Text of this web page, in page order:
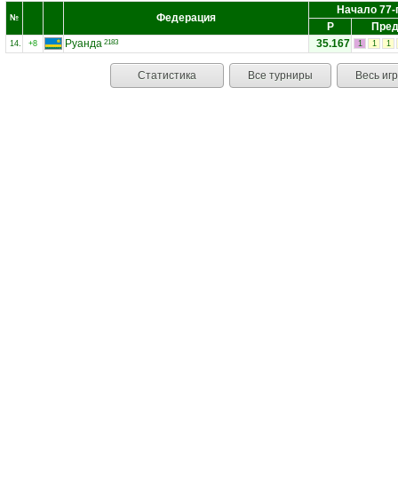
№ Федерация
Начало 77-
Р
14. +8 Руанда 2183 35.167 1 1 1
Статистика Все турниры Весь